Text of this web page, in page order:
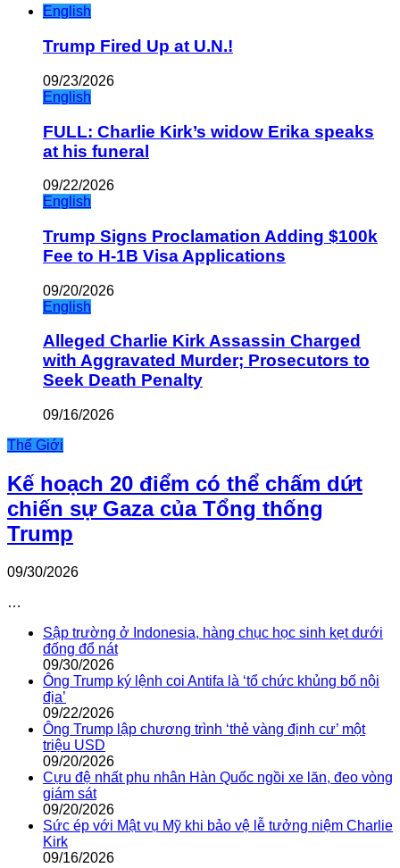
English
Trump Fired Up at U.N.!
09/23/2026
English
FULL: Charlie Kirk’s widow Erika speaks
at his funeral
09/22/2026
English
Trump Signs Proclamation Adding $100k
Fee to H-1B Visa Applications
09/20/2026
English
Alleged Charlie Kirk Assassin Charged
with Aggravated Murder; Prosecutors to
Seek Death Penalty
09/16/2026
Thế Giới
Kế hoạch 20 điểm có thể chấm dứt
chiến sự Gaza của Tổng thống
Trump
09/30/2026
…
Sập trường ở Indonesia, hàng chục học sinh kẹt dưới
đống đổ nát
09/30/2026
Ông Trump ký lệnh coi Antifa là ‘tổ chức khủng bố nội
địa’
09/22/2026
Ông Trump lập chương trình ‘thẻ vàng định cư’ một
triệu USD
09/20/2026
Cựu đệ nhất phu nhân Hàn Quốc ngồi xe lăn, đeo vòng
giám sát
09/20/2026
Sức ép với Mật vụ Mỹ khi bảo vệ lễ tưởng niệm Charlie
Kirk
09/16/2026